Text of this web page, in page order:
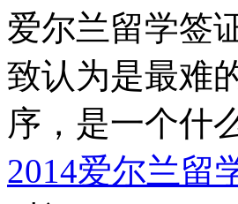
爱尔兰留学签
致认为是最难
序，是一个什
2014爱尔兰留